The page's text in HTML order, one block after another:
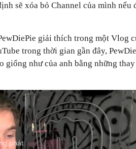
sẽ xóa bỏ Channel của mình nếu
giải thích trong một Vlog
trong thời gian gần đây,
giống như của anh bằng những
phát